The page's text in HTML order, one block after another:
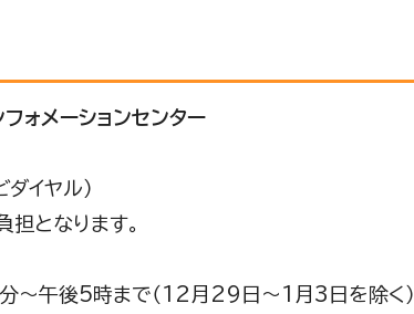
ォメーションセンター
ヤル）
となります。
後5時まで（12月29日～1月3日を除く）